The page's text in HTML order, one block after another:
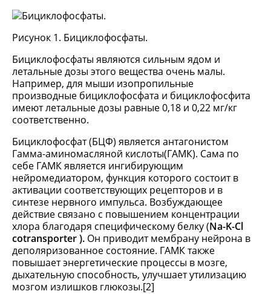
Рисунок 1. Бициклофосфаты.
Бициклофосфаты являются сильным ядом и
летальные дозы этого вещества очень малы.
Например, для мыши изопропильные
производные бициклофосфата и бициклофосфита
имеют летальные дозы равные 0,18 и 0,22 мг/кг
соответственно.
Бициклофосфат (БЦФ) является антагонистом
Гамма-аминомасляной кислоты(ГАМК). Сама по
себе ГАМК является ингибирующим
нейромедиатором, функция которого состоит в
активации соответствующих рецепторов и в
синтезе нервного импульса. Возбуждающее
действие связано с повышением концентрации
хлора благодаря специфическому белку (Na-K-Cl
cotransporter). Он приводит мембрану нейрона в
деполяризованное состояние. ГАМК также
повышает энергетические процессы в мозге,
дыхательную способность, улучшает утилизацию
мозгом излишков глюкозы.[2]